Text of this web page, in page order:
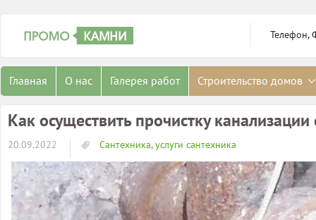
Телефон,
Главная О нас Галерея работ Строительство домов
Как осуществить прочистку
20.09.2022 Сантехника, услуги сантехника